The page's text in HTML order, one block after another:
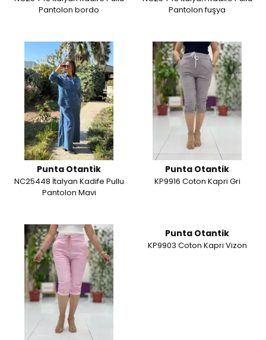
Pantolon bordo
Pantolon fuşya
Punta Otantik
NC25448 İtalyan Kadife Pullu
Pantolon Mavi
Punta Otantik
KP9916 Coton Kapri Gri
Punta Otantik
KP9903 Coton Kapri Vizon